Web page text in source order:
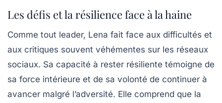
Les défis et la résilience face à la haine
Comme tout leader, Lena fait face aux difficultés et
aux critiques souvent véhémentes sur les réseaux
sociaux. Sa capacité à rester résiliente témoigne de
sa force intérieure et de sa volonté de continuer à
avancer malgré l’adversité. Elle comprend que la